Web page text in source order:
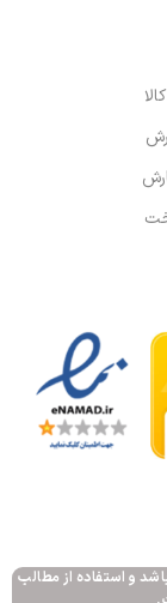
و استفاده از مطالب